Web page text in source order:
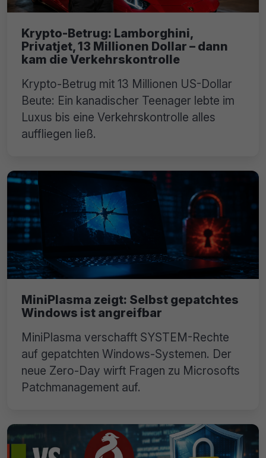
Krypto-Betrug: Lamborghini,
Privatjet, 13 Millionen Dollar – dann
kam die Verkehrskontrolle
Krypto-Betrug mit 13 Millionen US-Dollar
Beute: Ein kanadischer Teenager lebte im
Luxus bis eine Verkehrskontrolle alles
auffliegen ließ.
MiniPlasma zeigt: Selbst gepatchtes
Windows ist angreifbar
MiniPlasma verschafft SYSTEM-Rechte
auf gepatchten Windows-Systemen. Der
neue Zero-Day wirft Fragen zu Microsofts
Patchmanagement auf.